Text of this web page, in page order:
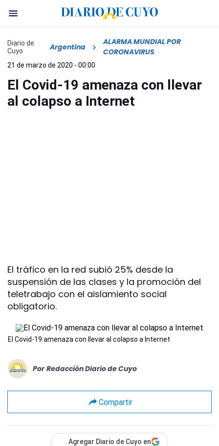
Diario de
Cuyo
Argentina
ALARMA MUNDIAL POR
CORONAVIRUS
21 de marzo de 2020 - 00:00
El Covid-19 amenaza con llevar
al colapso a Internet
El tráfico en la red subió 25% desde la
suspensión de las clases y la promoción del
teletrabajo con el aislamiento social
obligatorio.
El Covid-19 amenaza con llevar al colapso a Internet
Por Redacción Diario de Cuyo
Compartir
Agregar Diario de Cuyo en